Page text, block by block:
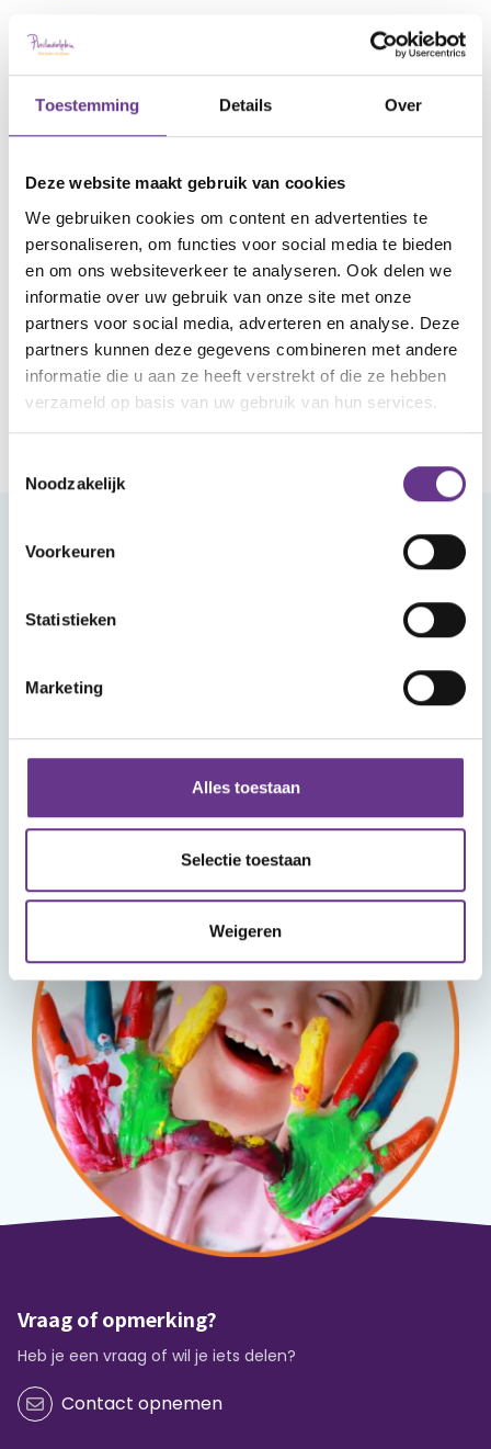
Toestemming Details Over
Deze website maakt gebruik van cookies
We gebruiken cookies om content en advertenties te
personaliseren, om functies voor social media te bieden
en om ons websiteverkeer te analyseren. Ook delen we
informatie over uw gebruik van onze site met onze
partners voor social media, adverteren en analyse. Deze
partners kunnen deze gegevens combineren met andere
informatie die u aan ze heeft verstrekt of die ze hebben
verzameld op basis van uw gebruik van hun services.
Noodzakelijk
Voorkeuren
Statistieken
Marketing
Alles toestaan
Selectie toestaan
Weigeren
THEMABIJEENKOMST
Kijktip: Live uitzending over
Rouw & Verlies
Meld je aan voor onze nieuwsbrief
Aanmelden
Vraag of opmerking?
Heb je een vraag of wil je iets delen?
Contact opnemen